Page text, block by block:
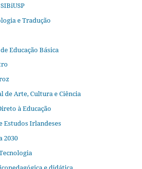
e Tradução
Educação Básica
de Arte, Cultura e Ciência
à Educação
Estudos Irlandeses
2030